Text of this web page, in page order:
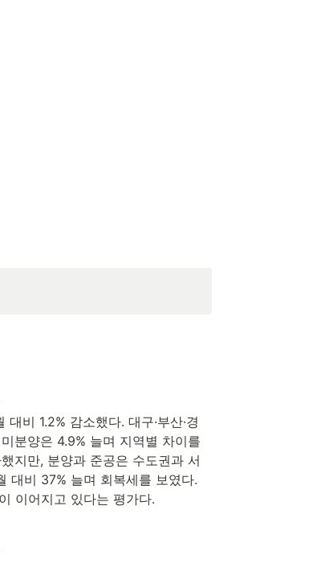
비 1.2% 감소했다. 대구·부산·경
분양은 4.9% 늘며 지역별 차이를
지만, 분양과 준공은 수도권과 서
대비 37% 늘며 회복세를 보였다.
이어지고 있다는 평가다.